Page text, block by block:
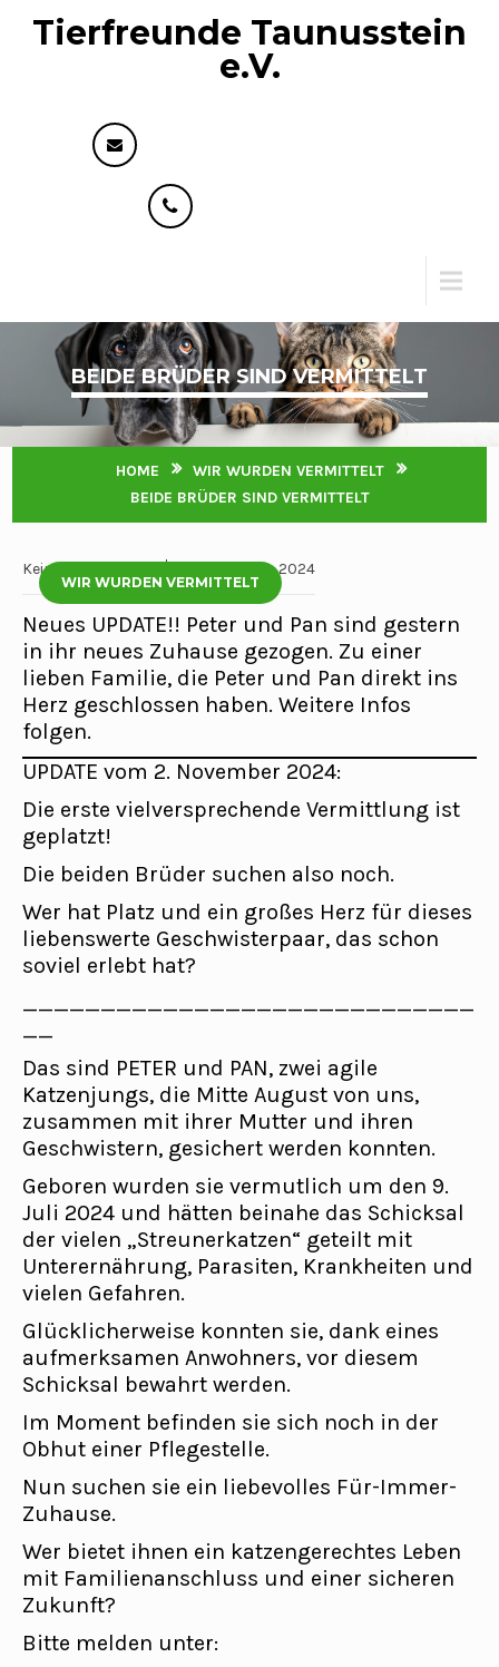
Tierfreunde Taunusstein
e.V.
BEIDE BRÜDER SIND VERMITTELT
HOME
WIR WURDEN VERMITTELT
BEIDE BRÜDER SIND VERMITTELT
Keine Kommentare
WIR WURDEN VERMITTELT
20 Dezember, 2024
Neues UPDATE!! Peter und Pan sind gestern
in ihr neues Zuhause gezogen. Zu einer
lieben Familie, die Peter und Pan direkt ins
Herz geschlossen haben. Weitere Infos
folgen.
UPDATE vom 2. November 2024:
Die erste vielversprechende Vermittlung ist
geplatzt!
Die beiden Brüder suchen also noch.
Wer hat Platz und ein großes Herz für dieses
liebenswerte Geschwisterpaar, das schon
soviel erlebt hat?
_____________________________
__
Das sind PETER und PAN, zwei agile
Katzenjungs, die Mitte August von uns,
zusammen mit ihrer Mutter und ihren
Geschwistern, gesichert werden konnten.
Geboren wurden sie vermutlich um den 9.
Juli 2024 und hätten beinahe das Schicksal
der vielen „Streunerkatzen“ geteilt mit
Unterernährung, Parasiten, Krankheiten und
vielen Gefahren.
Glücklicherweise konnten sie, dank eines
aufmerksamen Anwohners, vor diesem
Schicksal bewahrt werden.
Im Moment befinden sie sich noch in der
Obhut einer Pflegestelle.
Nun suchen sie ein liebevolles Für-Immer-
Zuhause.
Wer bietet ihnen ein katzengerechtes Leben
mit Familienanschluss und einer sicheren
Zukunft?
Bitte melden unter: